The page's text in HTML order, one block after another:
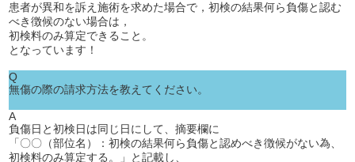
患者が異和を訴え施術を求めた場合で，初検の結果何ら負傷と認む
べき徴候のない場合は，
初検料のみ算定できること。
となっています！
Q
無傷の際の請求方法を教えてください。
A
負傷日と初検日は同じ日にして、摘要欄に
「〇〇（部位名）：初検の結果何ら負傷と認めべき徴候がない為、
初検料のみ算定する。」と記載し、